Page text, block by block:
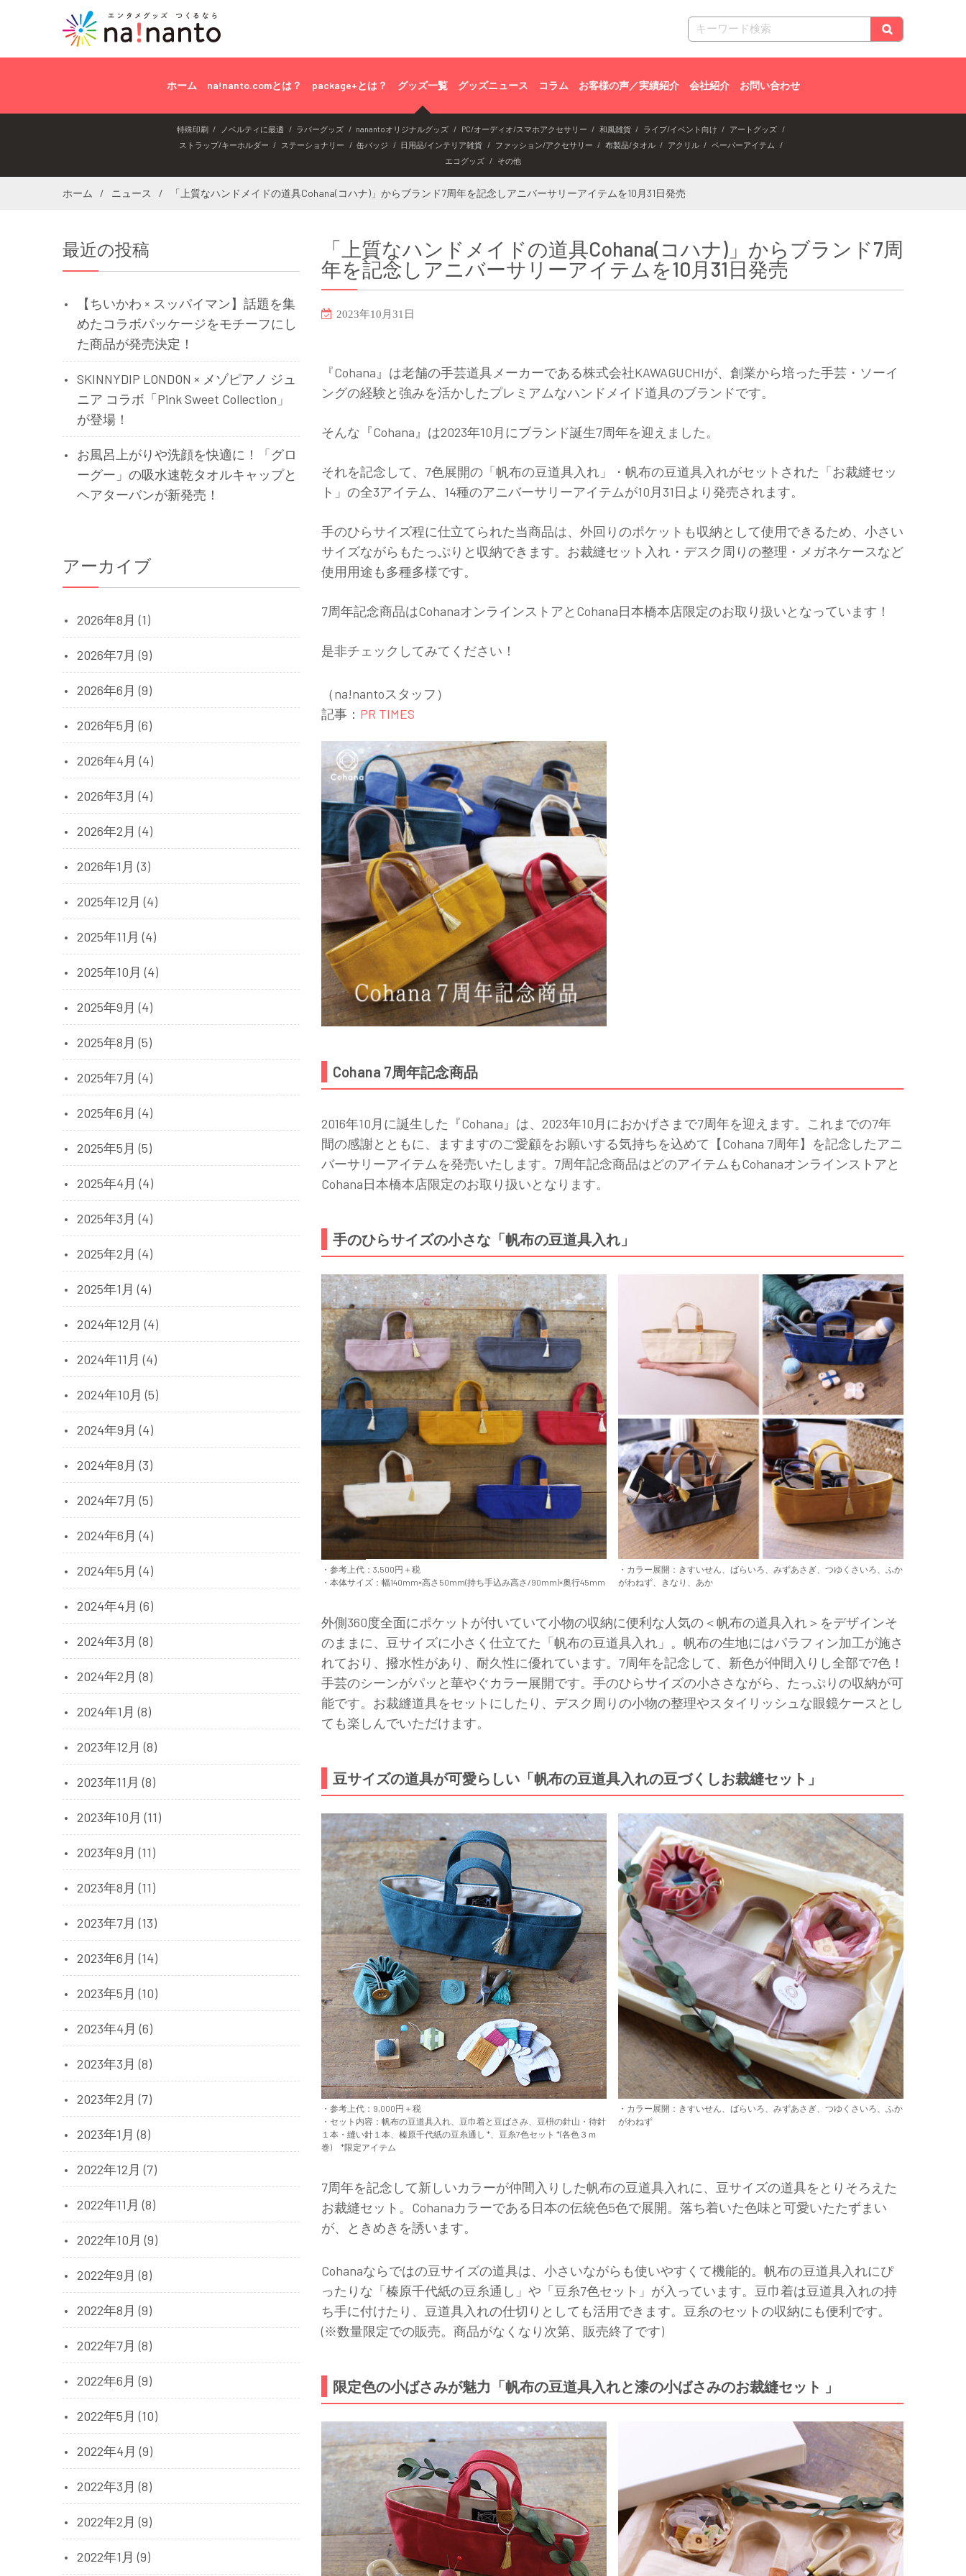
ホーム na!nanto.comとは？ package+とは？ グッズ一覧 グッズニュース コラム お客様の声／実績紹介 会社紹介 お問い合わせ
特殊印刷 ノベルティに最適 ラバーグッズ nanantoオリジナルグッズ PC/オーディオ/スマホアクセサリー 和風雑貨 ライブ/イベント向け
アートグッズ
ストラップ/キーホルダー
ステーショナリー 缶バッジ 日用品/インテリア雑貨 ファッション/アクセサリー 布製品/タオル アクリル
ペーパーアイテム
エコグッズ
その他
ホーム ニュース 「上質なハンドメイドの道具Cohana(コハナ)」からブランド7周年を記念しアニバーサリーアイテムを10月31日発売
「上質なハンドメイドの道具Cohana(コハナ)」からブランド7周
年を記念しアニバーサリーアイテムを10月31日発売
2023年10月31日
『Cohana 』は老舗の手芸道具メーカーである株式会社KAWAGUCHIが、創業から培った手芸・ソーイ
ングの経験と強みを活かしたプレミアムなハンドメイド道具のブランドです。
そんな『Cohana 』は2023年10 月にブランド誕生7周年を迎えました。
それを記念して、 7色展開の「帆布の豆道具入れ」・帆布の豆道具入れがセットされた「お裁縫セッ
ト」の全3アイテム、 14種のアニバーサリーアイテムが10 月 31日より発売されます。
手のひらサイズ程に仕立てられた当商品は、外回りのポケットも収納として使用できるため、小さい
サイズながらもたっぷりと収納できます。お裁縫セット入れ・デスク周りの整理・メガネケースなど
使用用途も多種多様です。
7周年記念商品はCohanaオンラインストアと Cohana日本橋本店限定のお取り扱いとなっています！
是非チェックしてみてください！
（na!nantoスタッフ）
記事： PR TIMES
Cohana 7周年記念商品
2016年10月に誕生した『Cohana』は、2023年10月におかげさまで7周年を迎えます。これまでの7年
間の感謝とともに、ますますのご愛顧をお願いする気持ちを込めて【Cohana 7周年】を記念したアニ
バーサリーアイテムを発売いたします。7周年記念商品はどのアイテムもCohanaオンラインストアと
Cohana日本橋本店限定のお取り扱いとなります。
手のひらサイズの小さな「帆布の豆道具入れ」
・参考上代：3,500円＋税
・本体サイズ：幅140mm×高さ50mm(持ち手込み高さ/90mm)×奥行45mm
・カラー展開：きすいせん、ばらいろ、みずあさぎ、つゆくさいろ、ふか
がわねず、きなり、あか
外側360度全面にポケットが付いていて小物の収納に便利な人気の＜帆布の道具入れ＞をデザインそ
のままに、豆サイズに小さく仕立てた「帆布の豆道具入れ」。帆布の生地にはパラフィン加工が施さ
れており、撥水性があり、耐久性に優れています。7周年を記念して、新色が仲間入りし全部で7色！
手芸のシーンがパッと華やぐカラー展開です。手のひらサイズの小ささながら、たっぷりの収納が可
能です。お裁縫道具をセットにしたり、デスク周りの小物の整理やスタイリッシュな眼鏡ケースとし
ても楽しんでいただけます。
豆サイズの道具が可愛らしい「帆布の豆道具入れの豆づくしお裁縫セット」
・参考上代：9,000円＋税
・セット内容：帆布の豆道具入れ、豆巾着と豆ばさみ、豆枡の針山・待針
１本・縫い針１本、榛原千代紙の豆糸通し *、豆糸7色セット *(各色３ｍ
巻) *限定アイテム
・カラー展開：きすいせん、ばらいろ、みずあさぎ、つゆくさいろ、ふか
がわねず
7周年を記念して新しいカラーが仲間入りした帆布の豆道具入れに、豆サイズの道具をとりそろえた
お裁縫セット。Cohanaカラーである日本の伝統色5色で展開。落ち着いた色味と可愛いたたずまい
が、ときめきを誘います。
Cohanaならではの豆サイズの道具は、小さいながらも使いやすくて機能的。帆布の豆道具入れにぴ
ったりな「榛原千代紙の豆糸通し」や「豆糸7色セット」が入っています。豆巾着は豆道具入れの持
ち手に付けたり、豆道具入れの仕切りとしても活用できます。豆糸のセットの収納にも便利です。
(※数量限定での販売。商品がなくなり次第、販売終了です)
限定色の小ばさみが魅力「帆布の豆道具入れと漆の小ばさみのお裁縫セット 」
最近の投稿
【ちいかわ × スッパイマン】話題を集
めたコラボパッケージをモチーフにし
た商品が発売決定！
SKINNYDIP LONDON × メゾピアノ ジュ
ニア コラボ「Pink Sweet Collection」
が登場！
お風呂上がりや洗顔を快適に！「グロ
ーグー」の吸水速乾タオルキャップと
ヘアターバンが新発売！
アーカイブ
2026年8月 (1)
2026年7月 (9)
2026年6月 (9)
2026年5月 (6)
2026年4月 (4)
2026年3月 (4)
2026年2月 (4)
2026年1月 (3)
2025年12月 (4)
2025年11月 (4)
2025年10月 (4)
2025年9月 (4)
2025年8月 (5)
2025年7月 (4)
2025年6月 (4)
2025年5月 (5)
2025年4月 (4)
2025年3月 (4)
2025年2月 (4)
2025年1月 (4)
2024年12月 (4)
2024年11月 (4)
2024年10月 (5)
2024年9月 (4)
2024年8月 (3)
2024年7月 (5)
2024年6月 (4)
2024年5月 (4)
2024年4月 (6)
2024年3月 (8)
2024年2月 (8)
2024年1月 (8)
2023年12月 (8)
2023年11月 (8)
2023年10月 (11)
2023年9月 (11)
2023年8月 (11)
2023年7月 (13)
2023年6月 (14)
2023年5月 (10)
2023年4月 (6)
2023年3月 (8)
2023年2月 (7)
2023年1月 (8)
2022年12月 (7)
2022年11月 (8)
2022年10月 (9)
2022年9月 (8)
2022年8月 (9)
2022年7月 (8)
2022年6月 (9)
2022年5月 (10)
2022年4月 (9)
2022年3月 (8)
2022年2月 (9)
2022年1月 (9)